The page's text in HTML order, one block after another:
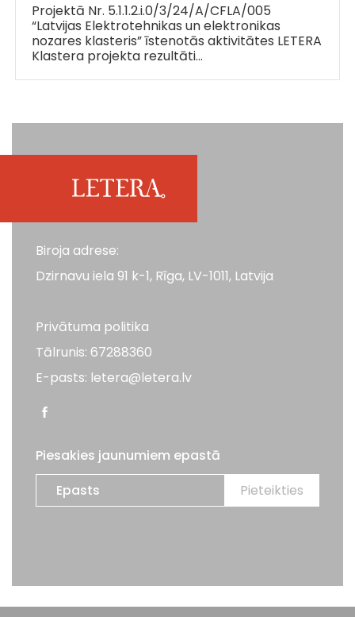
Projektā Nr. 5.1.1.2.i.0/3/24/A/CFLA/005
“Latvijas Elektrotehnikas un elektronikas
nozares klasteris” īstenotās aktivitātes LETERA
Klastera projekta rezultāti…
Biroja adrese:
Dzirnavu iela 91 k-1, Rīga, LV-1011, Latvija
Privātuma politika
Tālrunis: 67288360
E-pasts: letera@letera.lv
Piesakies jaunumiem epastā